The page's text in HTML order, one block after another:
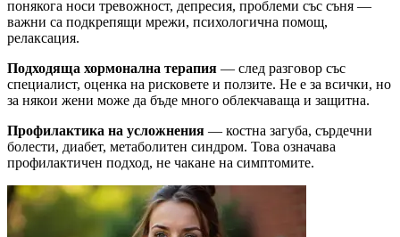
понякога носи тревожност, депресия, проблеми със съня —
важни са подкрепящи мрежи, психологична помощ,
релаксация.
Подходяща хормонална терапия — след разговор със
специалист, оценка на рисковете и ползите. Не е за всички, но
за някои жени може да бъде много облекчаваща и защитна.
Профилактика на усложнения — костна загуба, сърдечни
болести, диабет, метаболитен синдром. Това означава
профилактичен подход, не чакане на симптомите.